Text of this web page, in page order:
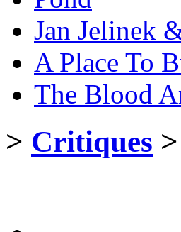
Jan Jelinek
A Place To
The Blood
> Critiques >